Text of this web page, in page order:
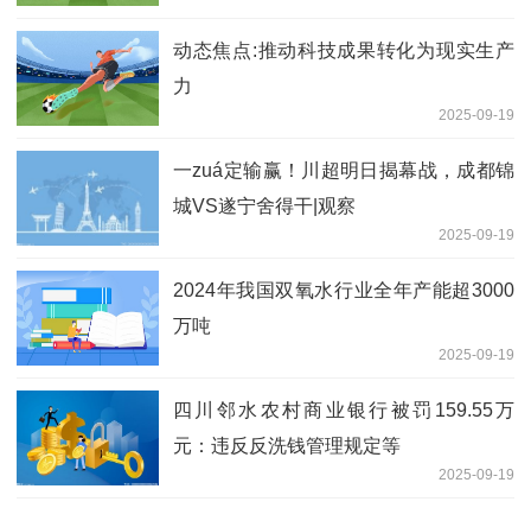
动态焦点:推动科技成果转化为现实生产
力
2025-09-19
一zuá定输赢！川超明日揭幕战，成都锦
城VS遂宁舍得干|观察
2025-09-19
2024年我国双氧水行业全年产能超3000
万吨
2025-09-19
四川邻水农村商业银行被罚159.55万
元：违反反洗钱管理规定等
2025-09-19